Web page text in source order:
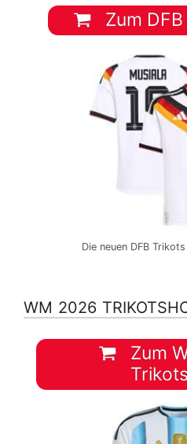
Zum
Die neuen DFB
WM 2026
Zum